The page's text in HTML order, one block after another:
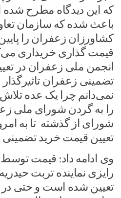
که این دیدگاه مطرح
باعث شده که سازمان
کشاورزان زعفران را
قیمت گذاری خریداری
انجمن ملی زعفران در
تضمینی زعفران
نمی‌دانم چرا یک عده
را به گردن شورای ملی
شورای از گذشته تا به
تعیین قیمت‌ خرید
وی ادامه داد: قیمت توسط
رایزی نماینده تربت
تعیین شده است و حتی در